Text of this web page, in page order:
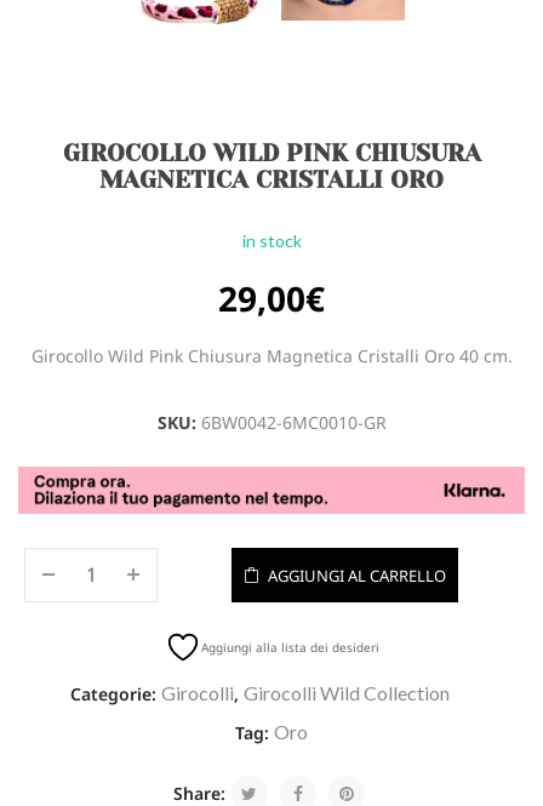
GIROCOLLO WILD PINK CHIUSURA
MAGNETICA CRISTALLI ORO
in stock
29,00€
Girocollo Wild Pink Chiusura Magnetica Cristalli Oro 40 cm.
SKU: 6BW0042-6MC0010-GR
AGGIUNGI AL CARRELLO
Aggiungi alla lista dei desideri
Categorie: Girocolli, Girocolli Wild Collection
Tag: Oro
Share: